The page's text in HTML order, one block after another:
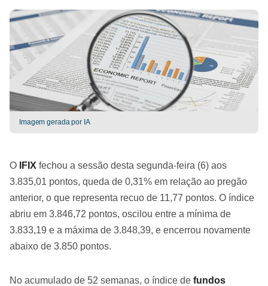
Imagem gerada por IA
O IFIX fechou a sessão desta segunda-feira (6) aos
3.835,01 pontos, queda de 0,31% em relação ao pregão
anterior, o que representa recuo de 11,77 pontos. O índice
abriu em 3.846,72 pontos, oscilou entre a mínima de
3.833,19 e a máxima de 3.848,39, e encerrou novamente
abaixo de 3.850 pontos.
No acumulado de 52 semanas, o índice de fundos